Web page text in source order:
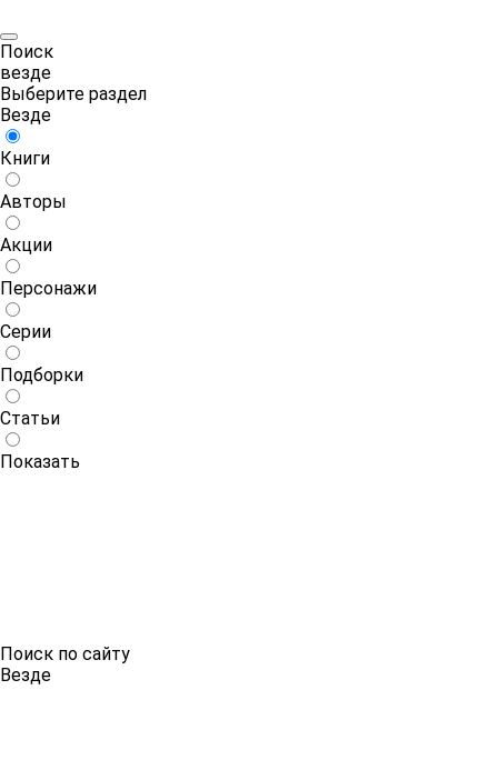
Поиск
везде
Выберите раздел
Везде
Книги
Авторы
Акции
Персонажи
Серии
Подборки
Статьи
Показать
Поиск по сайту
Везде